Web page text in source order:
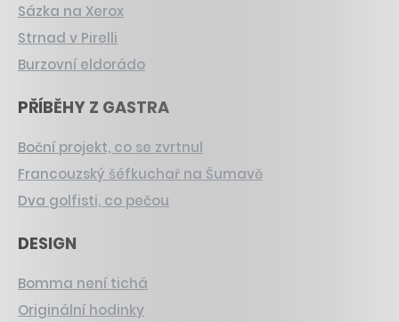
Sázka na Xerox
Strnad v Pirelli
Burzovní eldorádo
PŘÍBĚHY Z GASTRA
Boční projekt, co se zvrtnul
Francouzský šéfkuchař na Šumavě
Dva golfisti, co pečou
DESIGN
Bomma není tichá
Originální hodinky